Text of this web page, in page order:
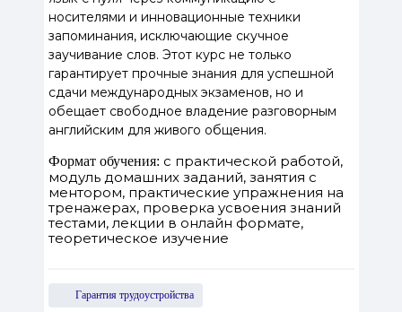
носителями и инновационные техники
запоминания, исключающие скучное
заучивание слов. Этот курс не только
гарантирует прочные знания для успешной
сдачи международных экзаменов, но и
обещает свободное владение разговорным
английским для живого общения.
Формат обучения: с практической работой,
модуль домашних заданий, занятия с
ментором, практические упражнения на
тренажерах, проверка усвоения знаний
тестами, лекции в онлайн формате,
теоретическое изучение
Гарантия трудоустройства